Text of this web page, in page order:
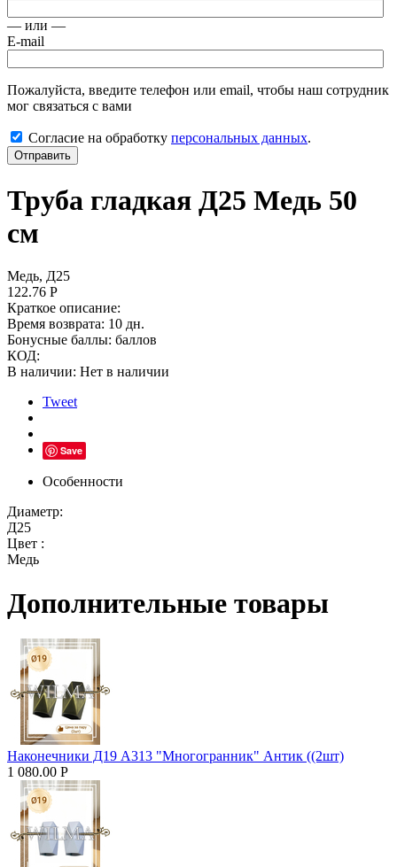
— или —
E-mail
Пожалуйста, введите телефон или email, чтобы наш сотрудник
мог связаться с вами
Согласие на обработку персональных данных.
Отправить
Труба гладкая Д25 Медь 50
см
Медь, Д25
122.76 Р
Краткое описание:
Время возврата: 10 дн.
Бонусные баллы: баллов
КОД:
В наличии: Нет в наличии
Tweet
Save
Особенности
Диаметр:
Д25
Цвет :
Медь
Дополнительные товары
Наконечники Д19 А313 "Многогранник" Антик ((2шт)
1 080.00 Р